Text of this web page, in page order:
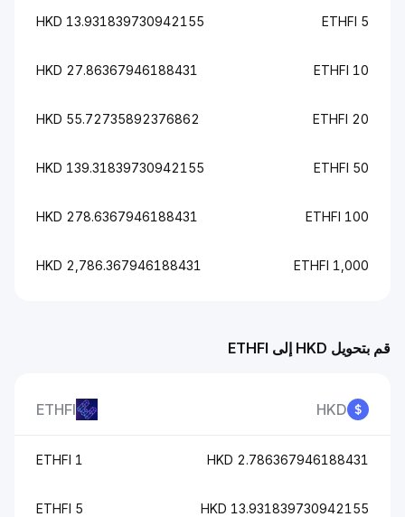
5 ETHFI
13.931839730942155 HKD
10 ETHFI
27.86367946188431 HKD
20 ETHFI
55.72735892376862 HKD
50 ETHFI
139.31839730942155 HKD
100 ETHFI
278.6367946188431 HKD
1,000 ETHFI
2,786.367946188431 HKD
قم بتحويل HKD إلى ETHFI
HKD
ETHFI
2.786367946188431 HKD
1 ETHFI
13.931839730942155 HKD
5 ETHFI